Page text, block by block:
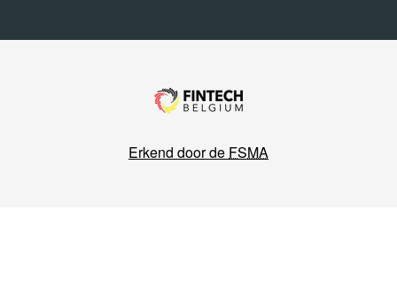
Erkend door de FSMA